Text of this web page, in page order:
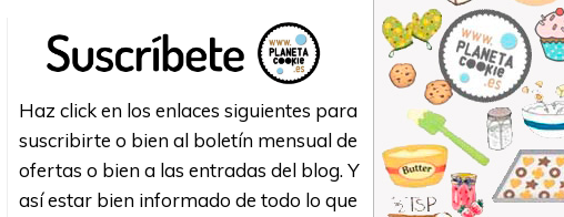
Haz click en los enlaces siguientes para
suscribirte o bien al boletín mensual de
ofertas o bien a las entradas del blog. Y
así estar bien informado de todo lo que